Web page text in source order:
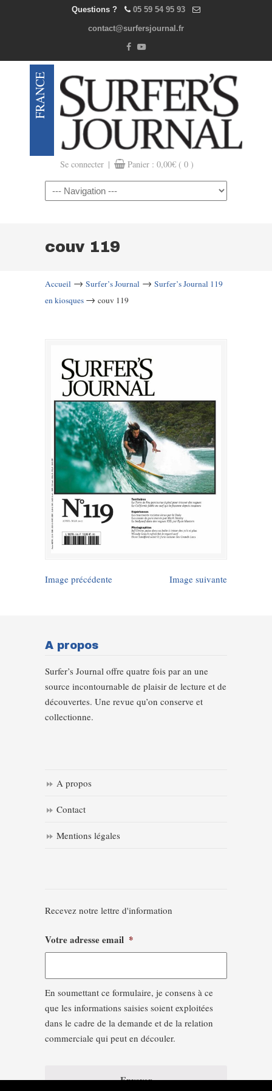
Questions ? 05 59 54 95 93
contact@surfersjournal.fr
Se connecter | Panier : 0,00€ ( 0 )
Navigation
couv 119
Accueil → Surfer’s Journal → Surfer’s Journal 119
en kiosques → couv 119
Image précédente Image suivante
A propos
Surfer’s Journal offre quatre fois par an une
source incontournable de plaisir de lecture et de
découvertes. Une revue qu’on conserve et
collectionne.
A propos
Contact
Mentions légales
Recevez notre lettre d'information
Votre adresse email *
En soumettant ce formulaire, je consens à ce
que les informations saisies soient exploitées
dans le cadre de la demande et de la relation
commerciale qui peut en découler.